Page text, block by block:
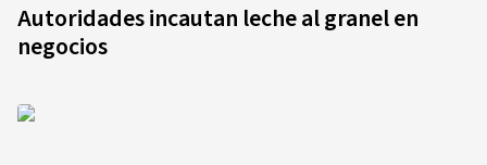
Autoridades incautan leche al granel en
negocios